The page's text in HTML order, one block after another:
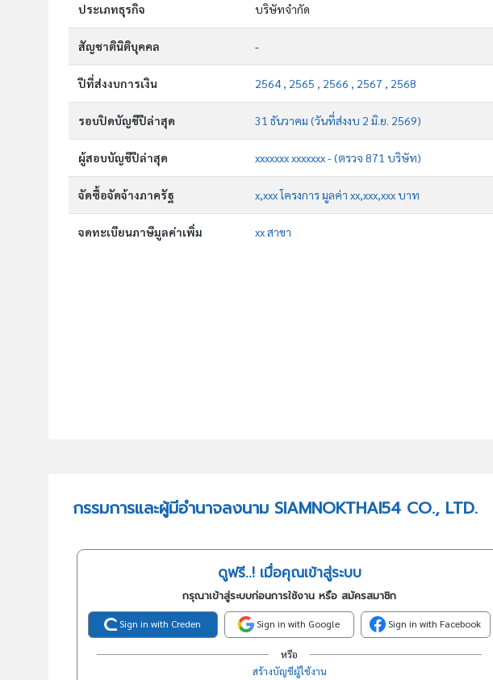
ประเภทธุรกิจ บริษัทจำกัด
สัญชาตินิติบุคคล -
ปีที่ส่งงบการเงิน 2564 , 2565 , 2566 , 2567 , 2568
รอบปิดบัญชีปีล่าสุด 31 ธันวาคม (วันที่ส่งงบ 2 มิ.ย. 2569)
ผู้สอบบัญชีปีล่าสุด xxxxxxx xxxxxxx - (ตรวจ 871 บริษัท)
จัดซื้อจัดจ้างภาครัฐ x,xxx โครงการ มูลค่า xx,xxx,xxx บาท
จดทะเบียนภาษีมูลค่าเพิ่ม xx สาขา
กรรมการและผู้มีอำนาจลงนาม SIAMNOKTHAI54 CO., LTD.
ดูฟรี..! เมื่อคุณเข้าสู่ระบบ
กรุณาเข้าสู่ระบบก่อนการใช้งาน หรือ สมัครสมาชิก
Sign in with Creden Sign in with Google Sign in with Facebook
หรือ
สร้างบัญชีผู้ใช้งาน